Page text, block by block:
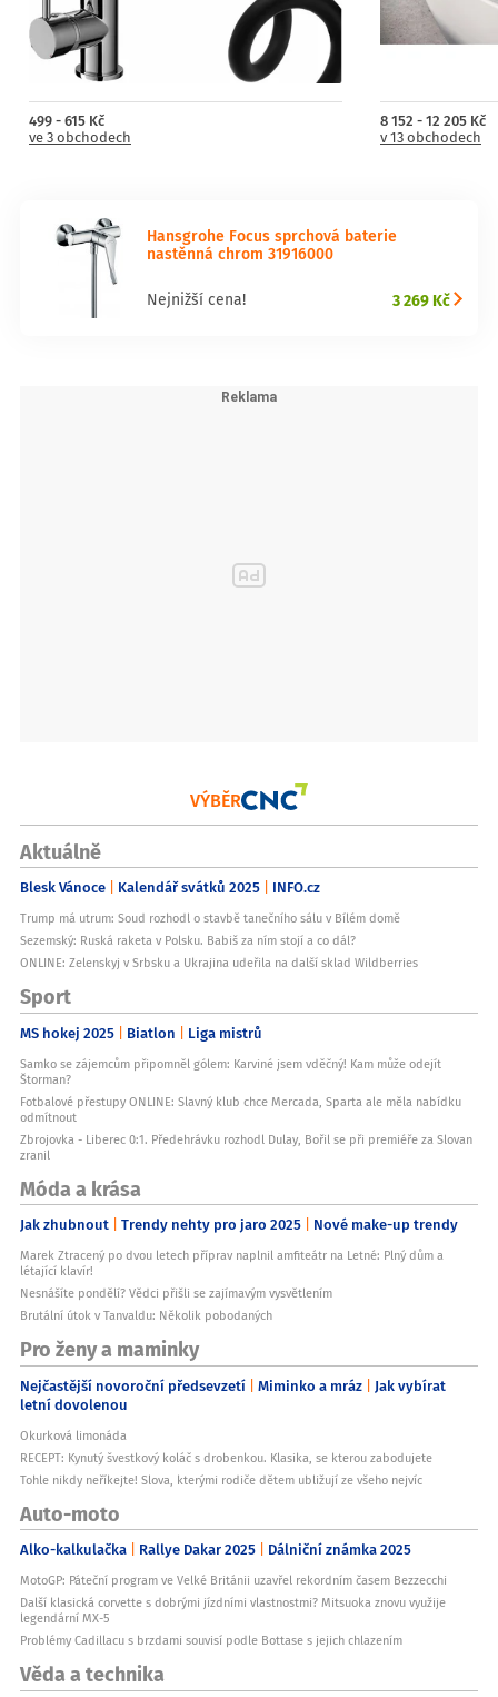
499 - 615 Kč
ve 3 obchodech
8 152 - 12 205 Kč
v 13 obchodech
Hansgrohe Focus sprchová baterie
nastěnná chrom 31916000
Nejnižší cena! 3 269 Kč
VÝBĚR
Aktuálně
Blesk Vánoce Kalendář svátků 2025 INFO.cz
Trump má utrum: Soud rozhodl o stavbě tanečního sálu v Bílém domě
Sezemský: Ruská raketa v Polsku. Babiš za ním stojí a co dál?
ONLINE: Zelenskyj v Srbsku a Ukrajina udeřila na další sklad Wildberries
Sport
MS hokej 2025 Biatlon Liga mistrů
Samko se zájemcům připomněl gólem: Karviné jsem vděčný! Kam může odejít
Štorman?
Fotbalové přestupy ONLINE: Slavný klub chce Mercada, Sparta ale měla nabídku
odmítnout
Zbrojovka - Liberec 0:1. Předehrávku rozhodl Dulay, Bořil se při premiéře za Slovan
zranil
Móda a krása
Jak zhubnout Trendy nehty pro jaro 2025 Nové make-up trendy
Marek Ztracený po dvou letech příprav naplnil amfiteátr na Letné: Plný dům a
létající klavír!
Nesnášíte pondělí? Vědci přišli se zajímavým vysvětlením
Brutální útok v Tanvaldu: Několik pobodaných
Pro ženy a maminky
Nejčastější novoroční předsevzetí Miminko a mráz Jak vybírat
letní dovolenou
Okurková limonáda
RECEPT: Kynutý švestkový koláč s drobenkou. Klasika, se kterou zabodujete
Tohle nikdy neříkejte! Slova, kterými rodiče dětem ubližují ze všeho nejvíc
Auto-moto
Alko-kalkulačka Rallye Dakar 2025 Dálniční známka 2025
MotoGP: Páteční program ve Velké Británii uzavřel rekordním časem Bezzecchi
Další klasická corvette s dobrými jízdními vlastnostmi? Mitsuoka znovu využije
legendární MX-5
Problémy Cadillacu s brzdami souvisí podle Bottase s jejich chlazením
Věda a technika